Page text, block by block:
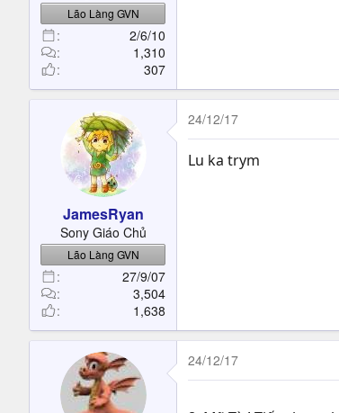
Lão Làng GVN
2/6/10
1,310
307
JamesRyan
Sony Giáo Chủ
Lão Làng GVN
27/9/07
3,504
1,638
24/12/17
Lu ka trym
24/12/17